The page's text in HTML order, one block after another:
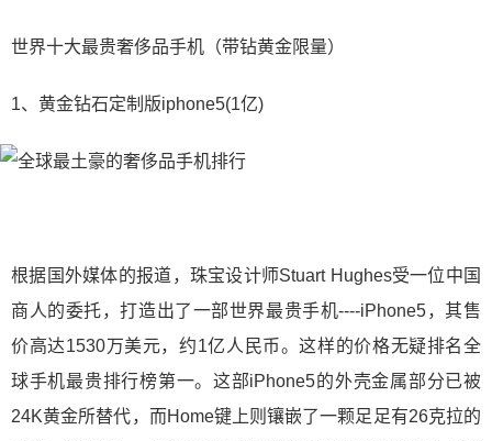
世界十大最贵奢侈品手机（带钻黄金限量）
1、黄金钻石定制版iphone5(1亿)
根据国外媒体的报道，珠宝设计师Stuart Hughes受一位中国
商人的委托，打造出了一部世界最贵手机----iPhone5，其售
价高达1530万美元，约1亿人民币。这样的价格无疑排名全
球手机最贵排行榜第一。这部iPhone5的外壳金属部分已被
24K黄金所替代，而Home键上则镶嵌了一颗足足有26克拉的